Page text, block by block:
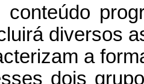
diversos
a
dois